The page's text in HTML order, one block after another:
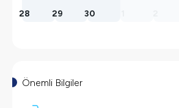
28 29 30
Önemli Bilgiler